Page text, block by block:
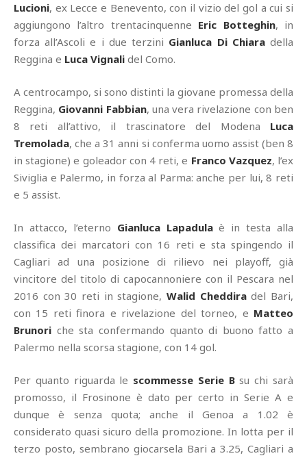
Lucioni, ex Lecce e Benevento, con il vizio del gol a cui si
aggiungono l’altro trentacinquenne Eric Botteghin, in
forza all’Ascoli e i due terzini Gianluca Di Chiaradella
Reggina e Luca Vignali del Como.
A centrocampo, si sono distinti la giovane promessa della
Reggina, Giovanni Fabbian, una vera rivelazione con ben
8 reti all’attivo, il trascinatore del Modena Luca
Tremolada, che a 31 anni si conferma uomo assist (ben 8
in stagione) e goleador con 4 reti, e Franco Vazquez, l’ex
Siviglia e Palermo, in forza al Parma: anche per lui, 8 reti
e 5 assist.
In attacco, l’eterno Gianluca Lapadulaè in testa alla
classifica dei marcatori con 16 reti e sta spingendo il
Cagliari ad una posizione di rilievo nei playoff, già
vincitore del titolo di capocannoniere con il Pescara nel
2016 con 30 reti in stagione, Walid Cheddiradel Bari,
con 15 reti finora e rivelazione del torneo, e Matteo
Brunori che sta confermando quanto di buono fatto a
Palermo nella scorsa stagione, con 14 gol.
Per quanto riguarda le scommesse Serie Bsu chi sarà
promosso, il Frosinone è dato per certo in Serie A e
dunque è senza quota; anche il Genoa a 1.02 è
considerato quasi sicuro della promozione. In lotta per il
terzo posto, sembrano giocarsela Bari a 3.25, Cagliari a